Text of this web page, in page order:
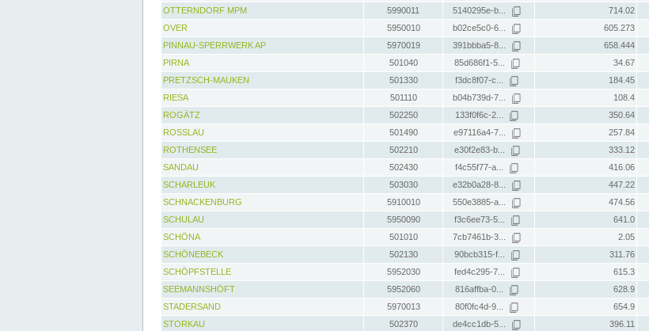
OTTERNDORF MPM
5990011 5140295e-b... 714.02
OVER
5950010 b02ce5c0-6... 605.273
PINNAU-SPERRWERK AP
5970019 391bbba5-8... 658.444
PIRNA
501040 85d686f1-5... 34.67
PRETZSCH-MAUKEN
501330 f3dc8f07-c... 184.45
RIESA
501110 b04b739d-7... 108.4
ROGÄTZ
502250 133f0f6c-2... 350.64
ROSSLAU
501490 e97116a4-7... 257.84
ROTHENSEE
502210 e30f2e83-b... 333.12
SANDAU
502430 f4c55f77-a... 416.06
SCHARLEUK
503030 e32b0a28-8... 447.22
SCHNACKENBURG
5910010 550e3885-a... 474.56
SCHULAU
5950090 f3c6ee73-5... 641.0
SCHÖNA
501010 7cb7461b-3... 2.05
SCHÖNEBECK
502130 90bcb315-f... 311.76
SCHÖPFSTELLE
5952030 fed4c295-7... 615.3
SEEMANNSHÖFT
5952060 816affba-0... 628.9
STADERSAND
5970013 80f0fc4d-9... 654.9
STORKAU
502370 de4cc1db-5... 396.11